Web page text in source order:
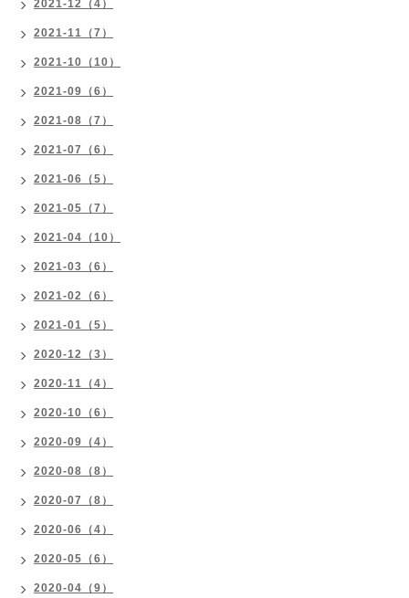
2021-12（4）
2021-11（7）
2021-10（10）
2021-09（6）
2021-08（7）
2021-07（6）
2021-06（5）
2021-05（7）
2021-04（10）
2021-03（6）
2021-02（6）
2021-01（5）
2020-12（3）
2020-11（4）
2020-10（6）
2020-09（4）
2020-08（8）
2020-07（8）
2020-06（4）
2020-05（6）
2020-04（9）